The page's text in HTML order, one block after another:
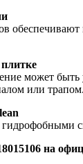
может
или трапом.
на